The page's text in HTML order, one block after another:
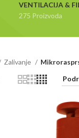
VENTILACIJA &
275 Proizvoda
Zalivanje